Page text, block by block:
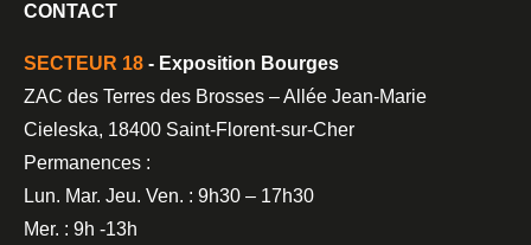
CONTACT
SECTEUR 18 - Exposition Bourges
ZAC des Terres des Brosses – Allée Jean-Marie
Cieleska, 18400 Saint-Florent-sur-Cher
Permanences :
Lun. Mar. Jeu. Ven. : 9h30 – 17h30
Mer. : 9h -13h